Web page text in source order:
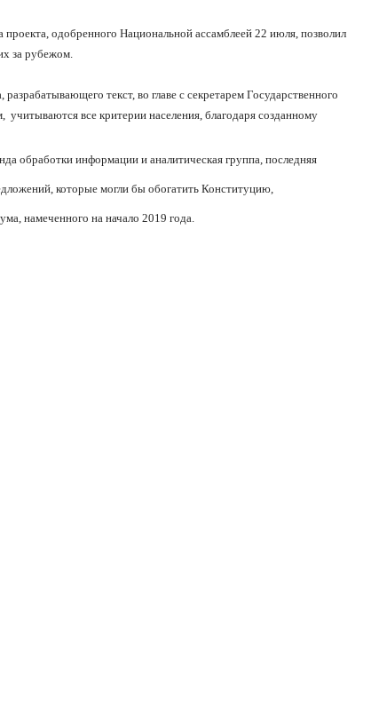
проекта, одобренного Национальной ассамблеей 22 июля, позволил
за рубежом.
текст, во главе с секретарем Государственного
учитываются все критерии населения, благодаря созданному
обработки информации и аналитическая группа, последняя
которые могли бы обогатить Конституцию,
намеченного на начало 2019 года.